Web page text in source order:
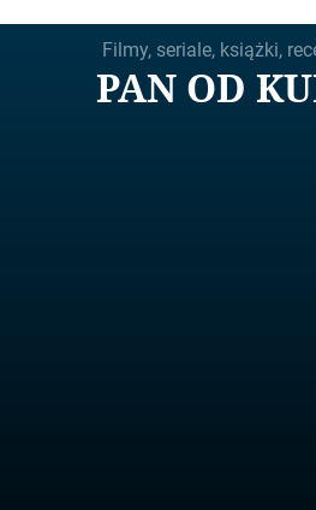
Filmy, seriale, książki,
PAN OD